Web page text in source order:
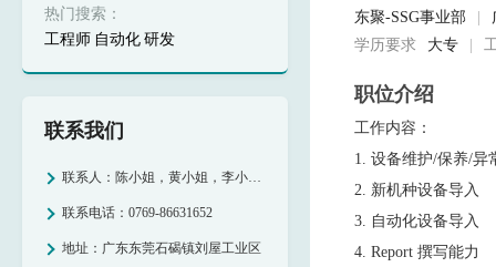
热门搜索：
工程师 自动化 研发
联系我们
联系人： 陈小姐，黄小姐，李小姐，周小姐
联系电话： 0769-86631652
地址： 广东东莞石碣镇刘屋工业区
东聚-SSG事业部
学历要求
大专
职位介绍
工作内容：
1. 设备维护/保养/异
2. 新机种设备导入
3. 自动化设备导入
4. Report 撰写能力